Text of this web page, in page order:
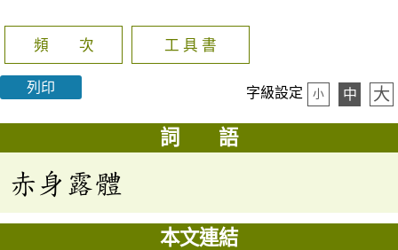
頻 次 工 具 書
列印 字級設定 小 中 大
詞 語
赤身露體
本文連結